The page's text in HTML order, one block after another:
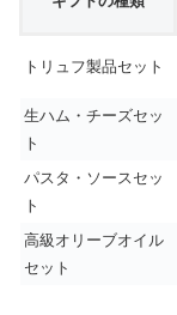
トリュフ製品セット
生ハム・チーズセッ
ト
パスタ・ソースセッ
ト
高級オリーブオイル
セット